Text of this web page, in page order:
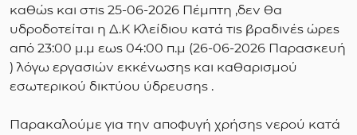
καθώς και στις 25-06-2026 Πέμπτη ,δεν θα
υδροδοτείται η Δ.Κ Κλείδιου κατά τις βραδινές ώρες
από 23:00 μ.μ εως 04:00 π.μ (26-06-2026 Παρασκευή
) λόγω εργασιών εκκένωσης και καθαρισμού
εσωτερικού δικτύου ύδρευσης .
Παρακαλούμε για την αποφυγή χρήσης νερού κατά